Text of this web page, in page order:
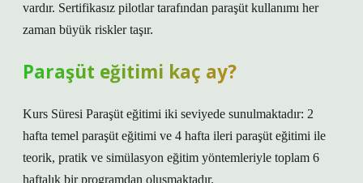
vardır. Sertifikasız pilotlar tarafından paraşüt kullanımı her
zaman büyük riskler taşır.
Paraşüt eğitimi kaç ay?
Kurs Süresi Paraşüt eğitimi iki seviyede sunulmaktadır: 2
hafta temel paraşüt eğitimi ve 4 hafta ileri paraşüt eğitimi ile
teorik, pratik ve simülasyon eğitim yöntemleriyle toplam 6
haftalık bir programdan oluşmaktadır.